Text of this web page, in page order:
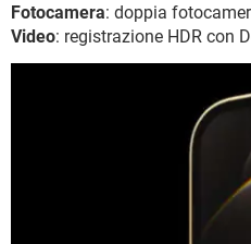
Fotocamera: doppia
Video: registrazione HDR con